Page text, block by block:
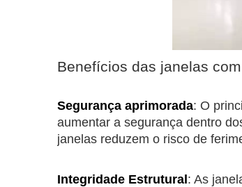
Benefícios das janelas
Segurança aprimorada: O
aumentar a segurança dentro
janelas reduzem o risco de
Integridade Estrutural: As